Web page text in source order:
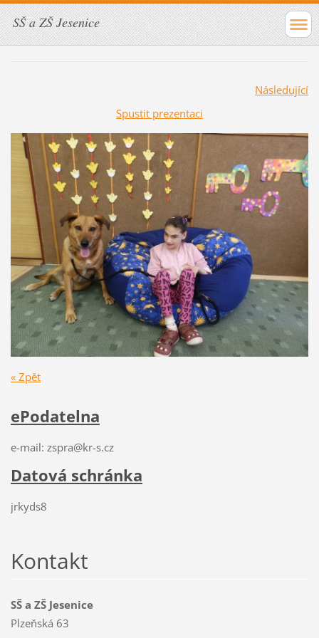
SŠ a ZŠ Jesenice
Následující
Spustit prezentaci
« Zpět
ePodatelna
e-mail: zspra@kr-s.cz
Datová schránka
jrkyds8
Kontakt
SŠ a ZŠ Jesenice
Plzeňská 63